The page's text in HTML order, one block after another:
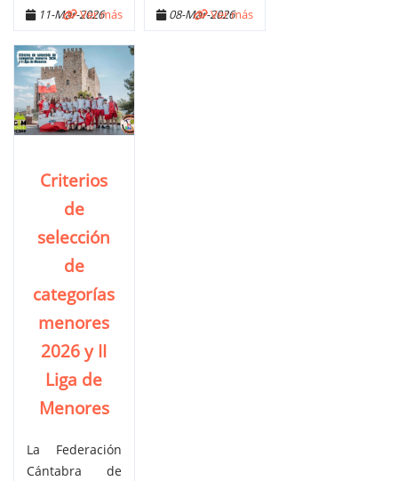
11-Mar-2026
Ver más 08-Mar-2026
Ver más
Criterios
de
selección
de
categorías
menores
2026 y II
Liga de
Menores
La Federación
Cántabra de